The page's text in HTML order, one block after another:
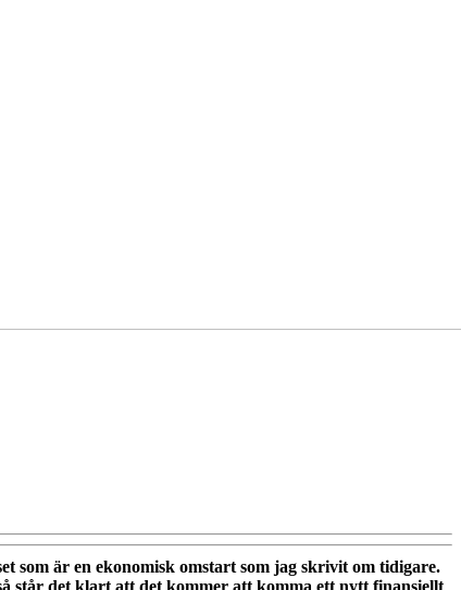
som är en ekonomisk omstart som jag skrivit om tidigare.
står det klart att det kommer att komma ett nytt finansiellt